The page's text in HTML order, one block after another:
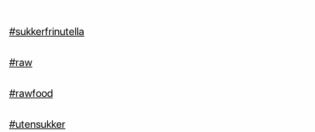
#sukkerfrinutella
#raw
#rawfood
#utensukker